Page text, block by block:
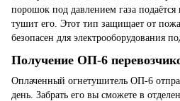
порошок под давлением газа подаётся
тушит его. Этот тип защищает от
безопасен для электрооборудования
Получение ОП-6
Оплаченный огнетушитель ОП-6
день. Забрать его вы сможете в